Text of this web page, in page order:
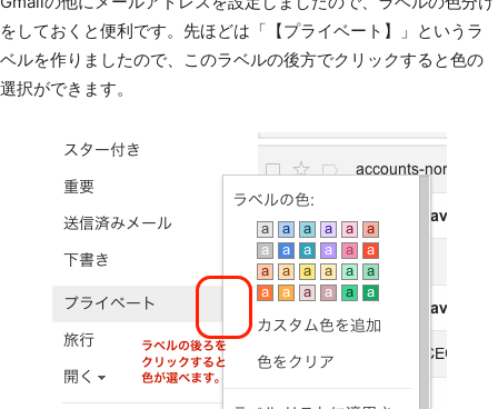
をしておくと便利です。先ほどは「【プライベート】」というラ
ベルを作りましたので、このラベルの後方でクリックすると色の
選択ができます。